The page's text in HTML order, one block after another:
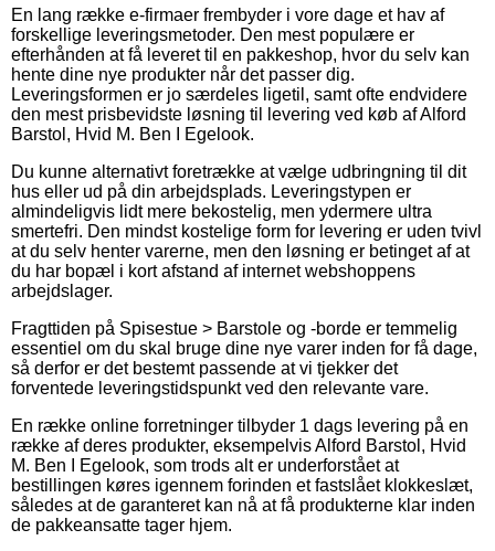
En lang række e-firmaer frembyder i vore dage et hav af
forskellige leveringsmetoder. Den mest populære er
efterhånden at få leveret til en pakkeshop, hvor du selv kan
hente dine nye produkter når det passer dig.
Leveringsformen er jo særdeles ligetil, samt ofte endvidere
den mest prisbevidste løsning til levering ved køb af Alford
Barstol, Hvid M. Ben I Egelook.
Du kunne alternativt foretrække at vælge udbringning til dit
hus eller ud på din arbejdsplads. Leveringstypen er
almindeligvis lidt mere bekostelig, men ydermere ultra
smertefri. Den mindst kostelige form for levering er uden tvivl
at du selv henter varerne, men den løsning er betinget af at
du har bopæl i kort afstand af internet webshoppens
arbejdslager.
Fragttiden på Spisestue > Barstole og -borde er temmelig
essentiel om du skal bruge dine nye varer inden for få dage,
så derfor er det bestemt passende at vi tjekker det
forventede leveringstidspunkt ved den relevante vare.
En række online forretninger tilbyder 1 dags levering på en
række af deres produkter, eksempelvis Alford Barstol, Hvid
M. Ben I Egelook, som trods alt er underforstået at
bestillingen køres igennem forinden et fastslået klokkeslæt,
således at de garanteret kan nå at få produkterne klar inden
de pakkeansatte tager hjem.